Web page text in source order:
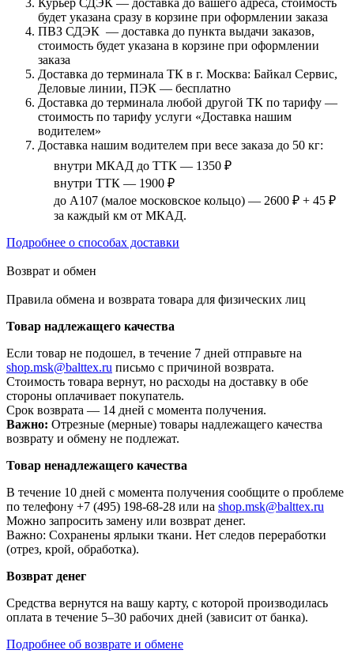
Курьер СДЭК — доставка до вашего адреса, стоимость
будет указана сразу в корзине при оформлении заказа
ПВЗ СДЭК — доставка до пункта выдачи заказов,
стоимость будет указана в корзине при оформлении
заказа
Доставка до терминала ТК в г. Москва: Байкал Сервис,
Деловые линии, ПЭК — бесплатно
Доставка до терминала любой другой ТК по тарифу —
стоимость по тарифу услуги «Доставка нашим
водителем»
Доставка нашим водителем при весе заказа до 50 кг:
внутри МКАД до ТТК — 1350 ₽
внутри ТТК — 1900 ₽
до А107 (малое московское кольцо) — 2600 ₽ + 45 ₽
за каждый км от МКАД.
Подробнее о способах доставки
Возврат и обмен
Правила обмена и возврата товара для физических лиц
Товар надлежащего качества
Если товар не подошел, в течение 7 дней отправьте на
shop.msk@balttex.ru письмо с причиной возврата.
Стоимость товара вернут, но расходы на доставку в обе
стороны оплачивает покупатель.
Срок возврата — 14 дней с момента получения.
Важно: Отрезные (мерные) товары надлежащего качества
возврату и обмену не подлежат.
Товар ненадлежащего качества
В течение 10 дней с момента получения сообщите о проблеме
по телефону +7 (495) 198-68-28 или на shop.msk@balttex.ru
Можно запросить замену или возврат денег.
Важно: Сохранены ярлыки ткани. Нет следов переработки
(отрез, крой, обработка).
Возврат денег
Средства вернутся на вашу карту, с которой производилась
оплата в течение 5–30 рабочих дней (зависит от банка).
Подробнее об возврате и обмене